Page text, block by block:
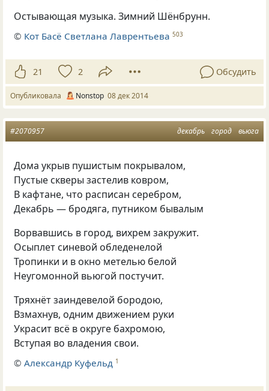
Остывающая музыка. Зимний Шёнбрунн.
© Кот Басё Светлана Лаврентьева 503
21 2 Обсудить
Опубликовала Nonstop 08 дек 2014
декабрь город вьюга
#2070957
Дома укрыв пушистым покрывалом,
Пустые скверы застелив ковром,
В кафтане, что расписан серебром,
Декабрь — бродяга, путником бывалым
Ворвавшись в город, вихрем закружит.
Осыплет синевой обледенелой
Тропинки и в окно метелью белой
Неугомонной вьюгой постучит.
Тряхнёт заиндевелой бородою,
Взмахнув, одним движением руки
Украсит всё в округе бахромою,
Вступая во владения свои.
©Александр Куфельд 1